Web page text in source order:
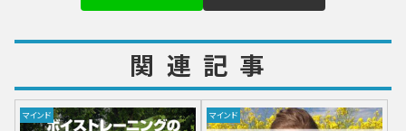
関連記事
マインド マインド